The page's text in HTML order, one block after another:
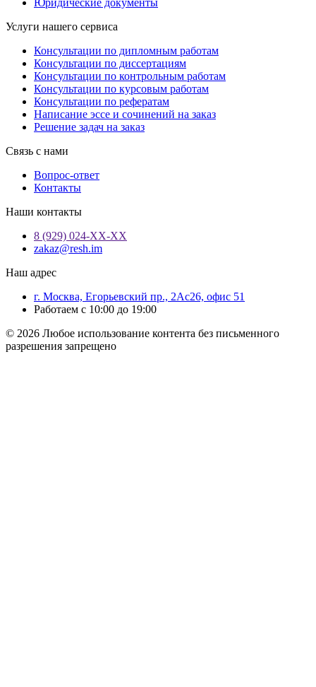
Юридические документы
Услуги нашего сервиса
Консультации по дипломным работам
Консультации по диссертациям
Консультации по контрольным работам
Консультации по курсовым работам
Консультации по рефератам
Написание эссе и сочинений на заказ
Решение задач на заказ
Связь с нами
Вопрос-ответ
Контакты
Наши контакты
8 (929) 024-ХХ-ХХ
zakaz@resh.im
Наш адрес
г. Москва, Егорьевский пр., 2Ас26, офис 51
Работаем с 10:00 до 19:00
© 2026 Любое использование контента без письменного
разрешения запрещено